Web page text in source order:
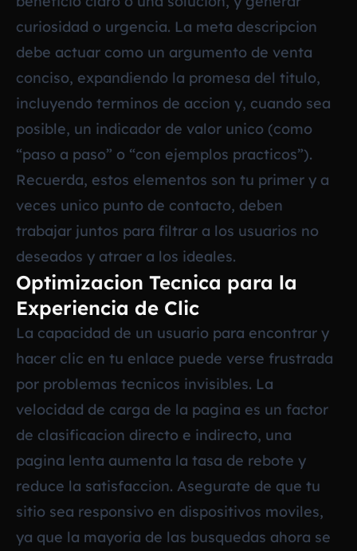
curiosidad o urgencia. La meta descripcion
debe actuar como un argumento de venta
conciso, expandiendo la promesa del titulo,
incluyendo terminos de accion y, cuando sea
posible, un indicador de valor unico (como
“paso a paso” o “con ejemplos practicos”).
Recuerda, estos elementos son tu primer y a
veces unico punto de contacto, deben
trabajar juntos para filtrar a los usuarios no
deseados y atraer a los ideales.
Optimizacion Tecnica para la
Experiencia de Clic
La capacidad de un usuario para encontrar y
hacer clic en tu enlace puede verse frustrada
por problemas tecnicos invisibles. La
velocidad de carga de la pagina es un factor
de clasificacion directo e indirecto, una
pagina lenta aumenta la tasa de rebote y
reduce la satisfaccion. Asegurate de que tu
sitio sea responsivo en dispositivos moviles,
ya que la mayoria de las busquedas ahora se